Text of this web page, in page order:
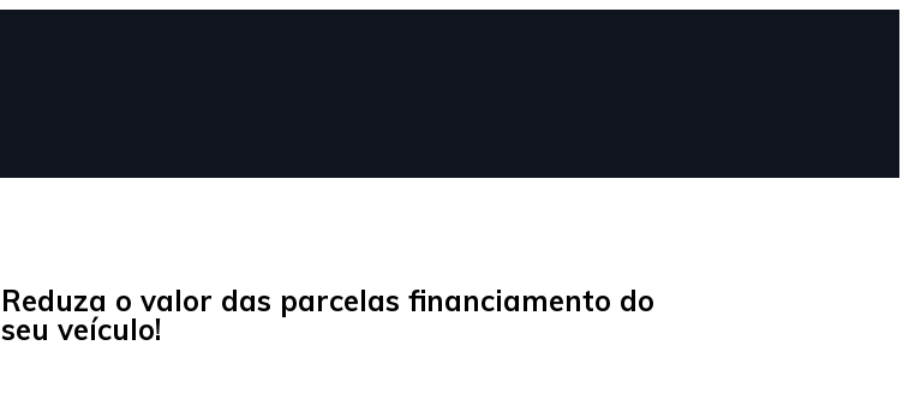
Reduza o valor das parcelas financiamento do
seu veículo!